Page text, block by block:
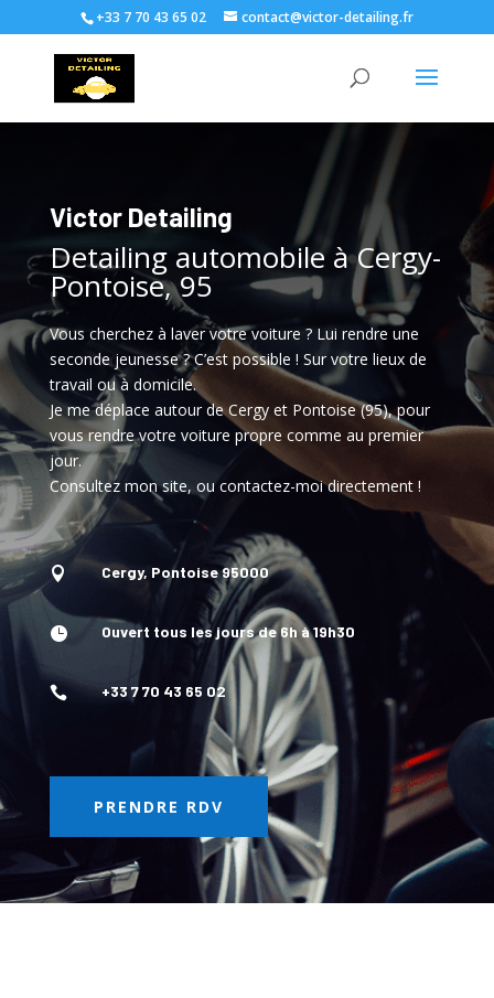
+33 7 70 43 65 02 contact@victor-detailing.fr
Victor Detailing
Detailing automobile à Cergy-
Pontoise, 95
Vous cherchez à laver votre voiture ? Lui rendre une
seconde jeunesse ? C’est possible ! Sur votre lieux de
travail ou à domicile.
Je me déplace autour de Cergy et Pontoise (95), pour
vous rendre votre voiture propre comme au premier
jour.
Consultez mon site, ou contactez-moi directement !
 Cergy, Pontoise 95000
 Ouvert tous les jours de 6h à 19h30
 +33 7 70 43 65 02
PRENDRE RDV